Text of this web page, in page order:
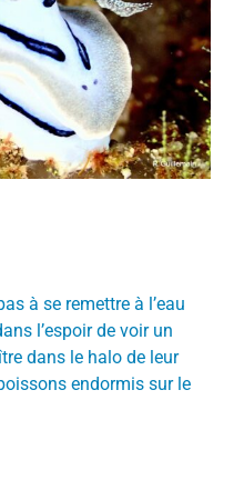
à se remettre à l’eau
l’espoir de voir un
dans le halo de leur
endormis sur le